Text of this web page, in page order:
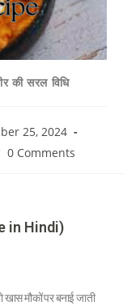
की सरल विधि
25, 2024
0 Comments
in Hindi)
मौकों पर बनाई जाती